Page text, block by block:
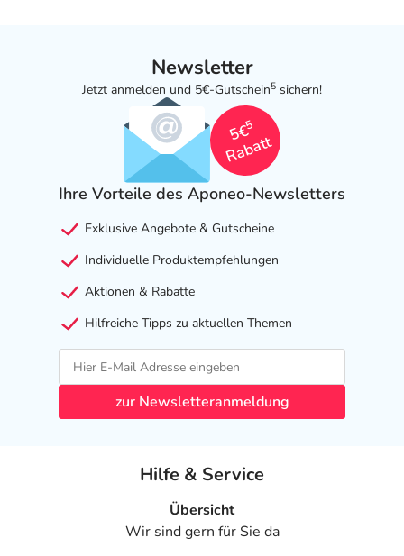
Newsletter
Jetzt anmelden und 5€-Gutschein5 sichern!
5€
5
Rabatt
Ihre Vorteile des Aponeo-Newsletters
Exklusive Angebote & Gutscheine
Individuelle Produktempfehlungen
Aktionen & Rabatte
Hilfreiche Tipps zu aktuellen Themen
zur Newsletteranmeldung
Hilfe & Service
Übersicht
Wir sind gern für Sie da